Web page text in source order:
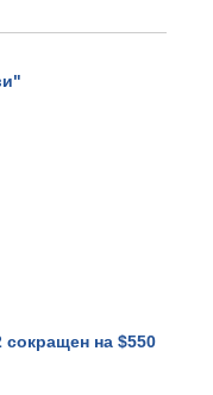
на $550